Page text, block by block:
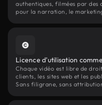
authentiques, filmées par des
pour la narration, le
Licence d'utilisation
Chaque vidéo est libre de
clients, les sites web et les
Sans filigrane, sans